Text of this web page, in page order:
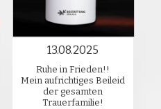
13.08.2025
Ruhe in Frieden!!
Mein aufrichtiges Beileid
der gesamten
Trauerfamilie!